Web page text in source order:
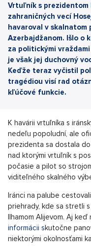
Vrtuľník s prezidentom
zahraničných vecí
havaroval v
Azerbajdžanom. Išlo o
za politickými
je však jej duchovný
Keďže teraz vyčistil
tragédiou visí rad
kľúčové funkcie.
K havárii vrtuľníka s
nedeľu popoludní, ale
prezidenta sa dostala
nad ktorými vrtuľník s
počasie a pilot so
viditeľného skalného
Iránci na palube
priehrady, kde sa stretli
Ilhamom Alijevom. Aj
informácii skutočne
niektorými okolnosťami